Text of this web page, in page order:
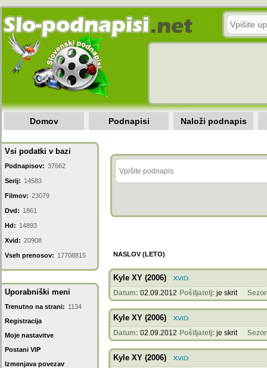
Domov Podnapisi Naloži podnapis
Vsi podatki v bazi
Podnapisov: 37662
Serij: 14583
Filmov: 23079
Dvd: 1861
Hd: 14893
Xvid: 20908
Vseh prenosov: 17708815
Uporabniški meni
Trenutno na strani: 1134
Registracija
Moje nastavitve
Postani VIP
Izmenjava povezav
NASLOV (LETO)
Kyle XY (2006)
Datum: 02.09.2012 Pošiljatelj: je skrit
Kyle XY (2006)
Datum: 02.09.2012 Pošiljatelj: je skrit
Kyle XY (2006)